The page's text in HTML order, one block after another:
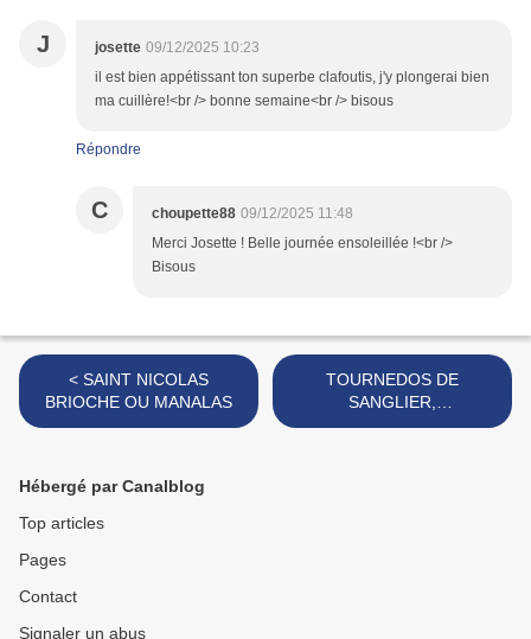
J josette 09/12/2025 10:23
il est bien appétissant ton superbe clafoutis, j'y plongerai bien
ma cuillère!<br /> bonne semaine<br /> bisous
Répondre
C choupette88 09/12/2025 11:48
Merci Josette ! Belle journée ensoleillée !<br />
Bisous
< SAINT NICOLAS
BRIOCHE OU MANALAS
TOURNEDOS DE
SANGLIER,
CHAMPIGNONS ET PUREE
Hébergé par Canalblog
Top articles
Pages
Contact
Signaler un abus